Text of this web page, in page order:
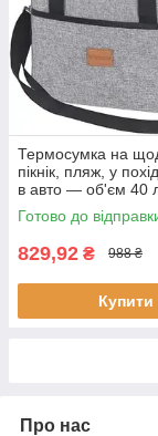
Термосумка на
пікнік, пляж, у
в авто — об'єм 40
23843
Готово до
829,92 ₴ 988 ₴
Купити
Про нас